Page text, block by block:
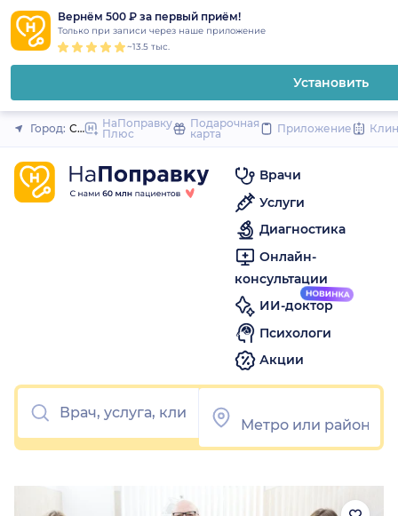
Вернём 500 ₽ за первый приём!
Только при записи через наше приложение
~13.5 тыс.
Установить
Закрыть
Город: Санкт-Петербург
НаПоправку
Плюс
Подарочная
карта
Приложение
Врачи
Услуги
Диагностика
Онлайн-
консультации
ИИ-доктор
Психологи
Акции